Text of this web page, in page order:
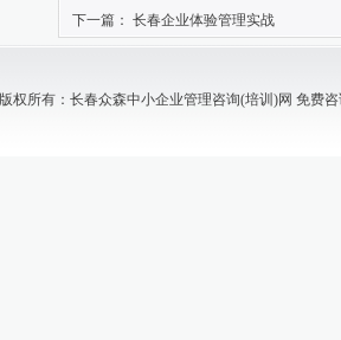
下一篇： 长春企业体验管理实战
版权所有：长春众森中小企业管理咨询(培训)网 免费咨